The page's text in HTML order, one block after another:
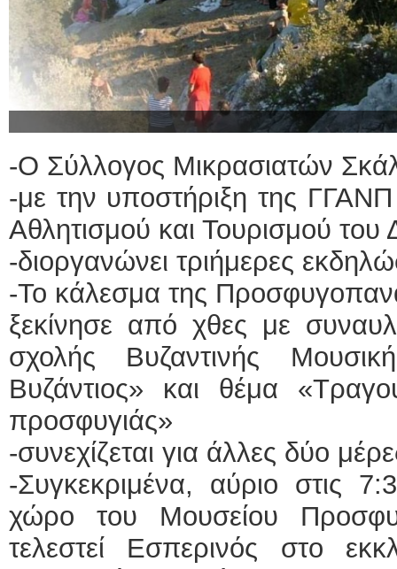
-Ο Σύλλογος Μικρασιατών
-με την υποστήριξη της
Αθλητισμού και Τουρισμού
-διοργανώνει τριήμερες
-Το κάλεσμα της
ξεκίνησε από χθες με
σχολής Βυζαντινής
Βυζάντιος» και θέμα
προσφυγιάς»
-συνεχίζεται για άλλες δύο
-Συγκεκριμένα, αύριο στις
χώρο του Μουσείου
τελεστεί Εσπερινός στο